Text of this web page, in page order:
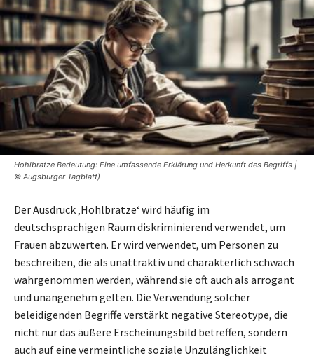
Hohlbratze Bedeutung: Eine umfassende Erklärung und Herkunft des Begriffs |
© Augsburger Tagblatt)
Der Ausdruck ‚Hohlbratze‘ wird häufig im
deutschsprachigen Raum diskriminierend verwendet, um
Frauen abzuwerten. Er wird verwendet, um Personen zu
beschreiben, die als unattraktiv und charakterlich schwach
wahrgenommen werden, während sie oft auch als arrogant
und unangenehm gelten. Die Verwendung solcher
beleidigenden Begriffe verstärkt negative Stereotype, die
nicht nur das äußere Erscheinungsbild betreffen, sondern
auch auf eine vermeintliche soziale Unzulänglichkeit